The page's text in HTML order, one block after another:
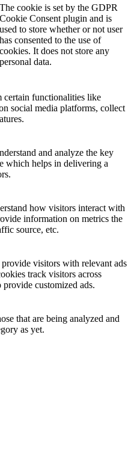
The cookie is set by the GDPR
Cookie Consent plugin and is
used to store whether or not user
has consented to the use of
cookies. It does not store any
personal data.
certain functionalities like
social media platforms, collect
and analyze the key
which helps in delivering a
how visitors interact with
information on metrics the
source, etc.
visitors with relevant ads
track visitors across
customized ads.
that are being analyzed and
as yet.